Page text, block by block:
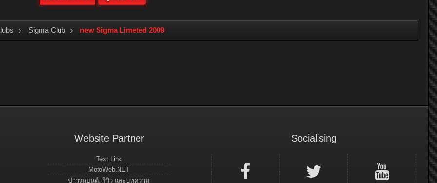
Sigma Club new Sigma Limeted 2009
Website Partner
Text Link
MotoWeb.NET
ข่าวรถยนต์, รีวิว และบทความ
Socialising